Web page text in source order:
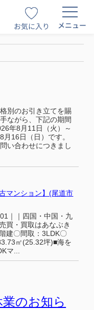
お気に入り メニュー
別のお引き立てを賜
ながら、下記の期間
年8月11日（火）～
16日（日）です。
い合わせにつきまし
マンション】(尾道市
｜｜四国・中国・九
買・買取はあなぶき
建〇間取：3LDK〇
㎡(25.32坪)■海を
マ...
業のお知ら